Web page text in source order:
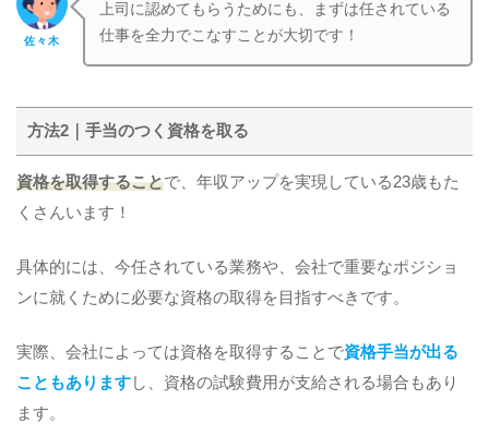
佐々木
上司に認めてもらうためにも、まずは任されている
仕事を全力でこなすことが大切です！
方法2｜手当のつく資格を取る
資格を取得することで、年収アップを実現している23歳もた
くさんいます！
具体的には、今任されている業務や、会社で重要なポジショ
ンに就くために必要な資格の取得を目指すべきです。
実際、会社によっては資格を取得することで資格手当が出る
こともありますし、資格の試験費用が支給される場合もあり
ます。